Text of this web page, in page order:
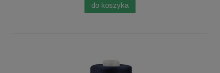
do koszyka